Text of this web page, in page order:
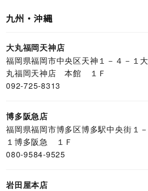
九州・沖縄
大丸福岡天神店
福岡県福岡市中央区天神１－４－１大
丸福岡天神店 本館 １Ｆ
092-725-8313
博多阪急店
福岡県福岡市博多区博多駅中央街１－
１博多阪急 １Ｆ
080-9584-9525
岩田屋本店